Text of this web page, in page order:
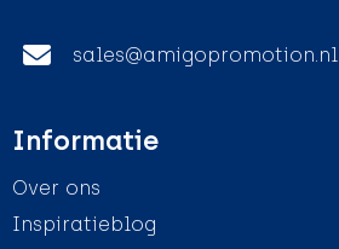
sales@amigopromotion.nl
Informatie
Over ons
Inspiratieblog